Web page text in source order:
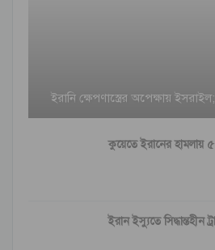
ইরানি ক্ষেপণাস্ত্রের অপেক্ষায়
কুয়েতে ইরানের হামলায়
ইরান ইস্যুতে সিদ্ধান্তহীন